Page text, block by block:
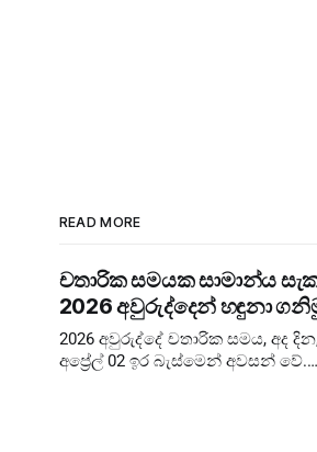
READ MORE
චතාරික සමයක සාමාන්ය
2026 අවුරුද්දෙන් හඳුනා
2026 අවුරුද්දේ චතාරික සමය, අද
අප්‍රේල් 02 ඉර බැස්මෙන් අවසන් වේ.